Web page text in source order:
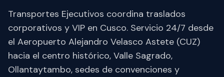
Transportes Ejecutivos coordina traslados
corporativos y VIP en Cusco. Servicio 24/7 desde
el Aeropuerto Alejandro Velasco Astete (CUZ)
hacia el centro histórico, Valle Sagrado,
Ollantaytambo, sedes de convenciones y